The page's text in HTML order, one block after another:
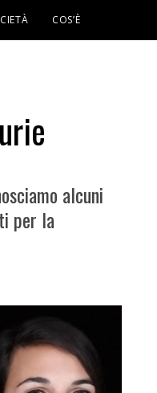
COS’È
alcuni
per la